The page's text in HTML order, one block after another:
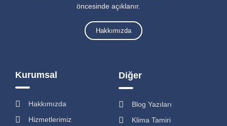
öncesinde açıklanır.
Hakkımızda
Kurumsal
Hakkımızda
Hizmetlerimiz
Diğer
Blog Yazıları
Klima Tamiri